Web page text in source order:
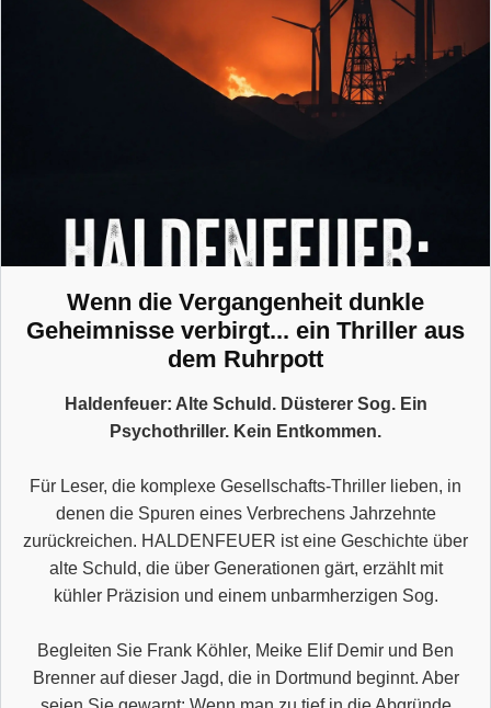
Wenn die Vergangenheit dunkle
Geheimnisse verbirgt... ein Thriller aus
dem Ruhrpott
Haldenfeuer: Alte Schuld. Düsterer Sog. Ein
Psychothriller. Kein Entkommen.
Für Leser, die komplexe Gesellschafts-Thriller lieben, in
denen die Spuren eines Verbrechens Jahrzehnte
zurückreichen. HALDENFEUER ist eine Geschichte über
alte Schuld, die über Generationen gärt, erzählt mit
kühler Präzision und einem unbarmherzigen Sog.
Begleiten Sie Frank Köhler, Meike Elif Demir und Ben
Brenner auf dieser Jagd, die in Dortmund beginnt. Aber